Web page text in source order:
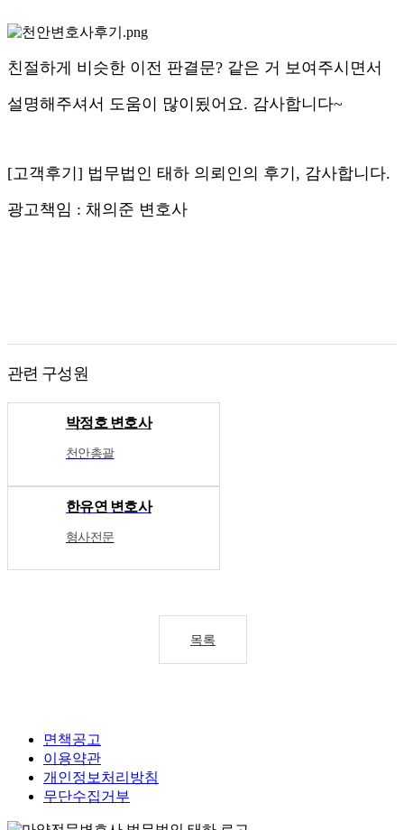
친절하게 비슷한 이전 판결문? 같은 거 보여주시면서
설명해주셔서 도움이 많이됬어요. 감사합니다~
[고객후기] 법무법인 태하 의뢰인의 후기, 감사합니다.
광고책임 : 채의준 변호사
관련 구성원
박정호 변호사
천안총괄
한유연 변호사
형사전문
목록
면책공고
이용약관
개인정보처리방침
무단수집거부